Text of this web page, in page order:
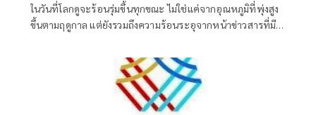
ในวันที่โลกดูจะร้อนรุ่มขึ้นทุกขณะ ไม่ใช่แค่จากอุณหภูมิที่พุ่งสูง
ขึ้นตามฤดูกาล แต่ยังรวมถึงความร้อนระอุจากหน้าข่าวสารที่มี